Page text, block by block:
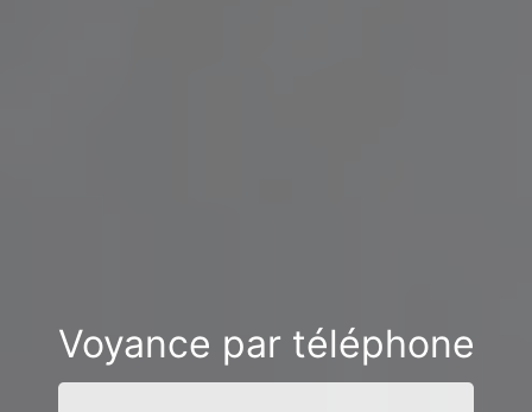
Voyance par téléphone